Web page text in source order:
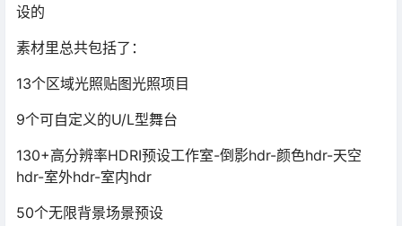
设的
素材里总共包括了：
13个区域光照贴图光照项目
9个可自定义的U/L型舞台
130+高分辨率HDRI预设工作室-倒影hdr-颜色hdr-天空
hdr-室外hdr-室内hdr
50个无限背景场景预设